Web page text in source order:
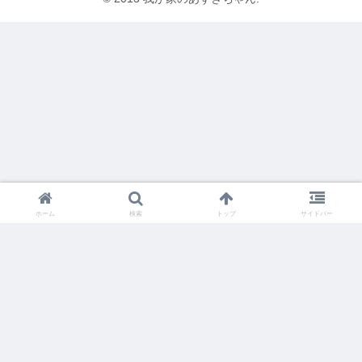
ホーム 検索 トップ サイドバー